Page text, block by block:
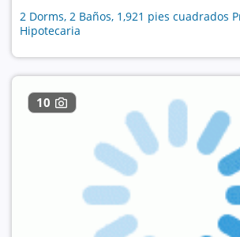
2 Dorms, 2 Baños, 1,921 pies cuadrados
Hipotecaria
10